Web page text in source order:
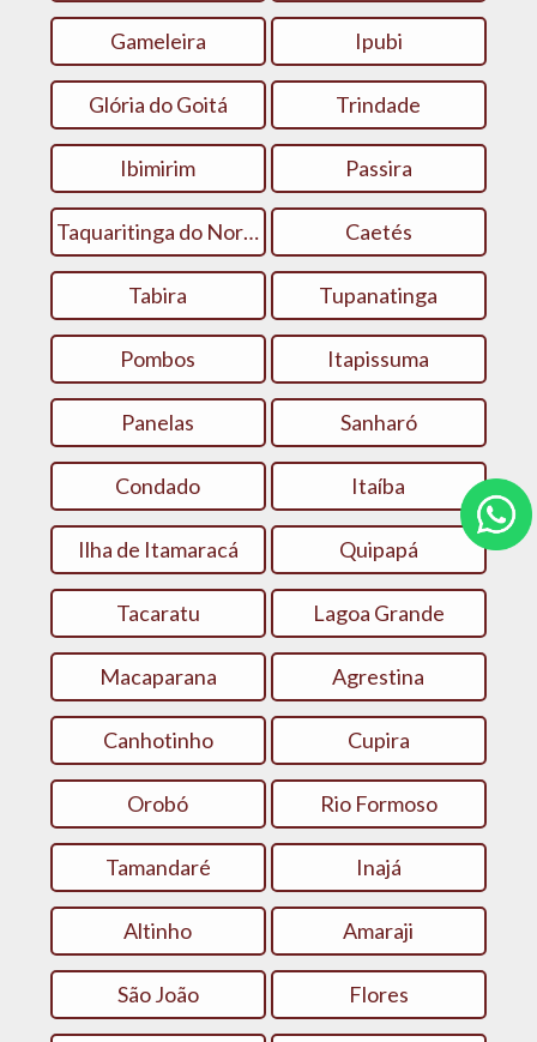
Gameleira Ipubi
Glória do Goitá Trindade
Ibimirim Passira
Taquaritinga do Norte Caetés
Tabira Tupanatinga
Pombos Itapissuma
Panelas Sanharó
Condado Itaíba
Ilha de Itamaracá Quipapá
Tacaratu Lagoa Grande
Macaparana Agrestina
Canhotinho Cupira
Orobó Rio Formoso
Tamandaré Inajá
Altinho Amaraji
São João Flores